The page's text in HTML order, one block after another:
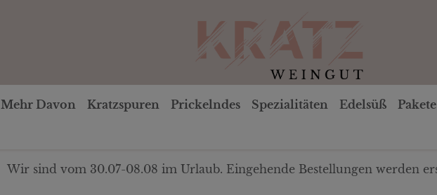
Mehr Davon Kratzspuren Prickelndes Spezialitäten Edelsüß
Pakete
Wir sind vom 30.07-08.08 im Urlaub. Eingehende Bestellungen werden